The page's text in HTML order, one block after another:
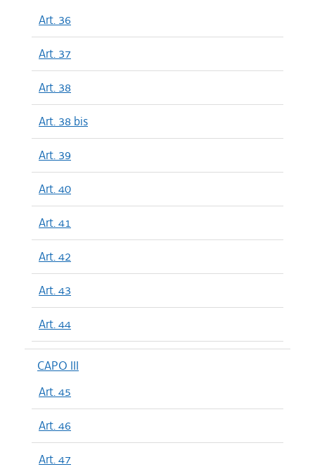
Art. 36
Art. 37
Art. 38
Art. 38 bis
Art. 39
Art. 40
Art. 41
Art. 42
Art. 43
Art. 44
CAPO III
Art. 45
Art. 46
Art. 47